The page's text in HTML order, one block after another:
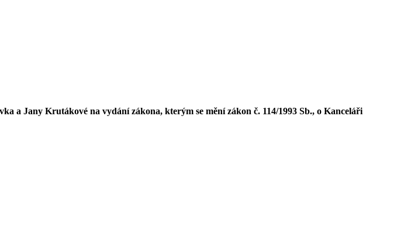
a Jany Krutákové na vydání zákona, kterým se mění zákon č. 114/1993 Sb., o Kanceláři